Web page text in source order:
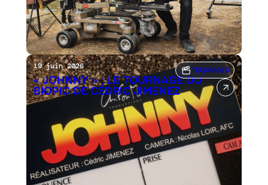
TOURNAGES
19 juin 2026
« JOHNNY » : LE TOURNAGE DU
BIOPIC DE CÉDRIC JIMENEZ